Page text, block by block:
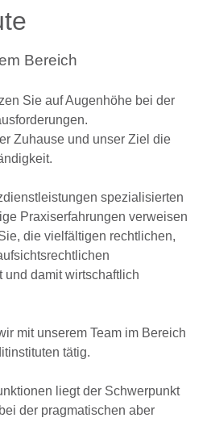
Bereich
Sie auf Augenhöhe bei der
Zuhause und unser Ziel die
spezialisierten
Praxiserfahrungen verweisen
die vielfältigen rechtlichen,
und damit wirtschaftlich
mit unserem Team im Bereich
tätig.
liegt der Schwerpunkt
der pragmatischen aber